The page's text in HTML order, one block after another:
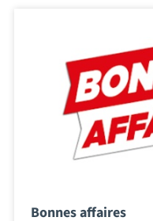
Bonnes affaires